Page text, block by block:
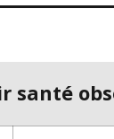
santé